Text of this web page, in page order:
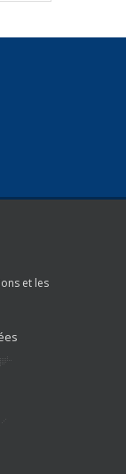
et les